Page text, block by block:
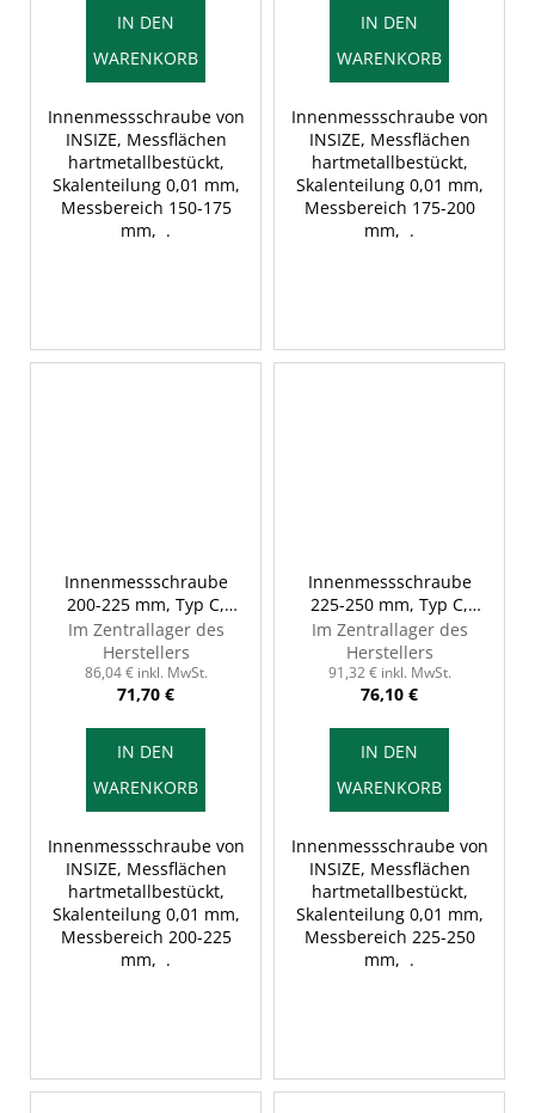
IN DEN
WARENKORB
Innenmessschraube von
INSIZE, Messflächen
hartmetallbestückt,
Skalenteilung 0,01 mm,
Messbereich 150-175
mm, .
IN DEN
WARENKORB
Innenmessschraube von
INSIZE, Messflächen
hartmetallbestückt,
Skalenteilung 0,01 mm,
Messbereich 175-200
mm, .
Innenmessschraube
200-225 mm, Typ C,
INSIZE 3229-225
Im Zentrallager des
Herstellers
86,04 € inkl. MwSt.
71,70 €
IN DEN
WARENKORB
Innenmessschraube von
INSIZE, Messflächen
hartmetallbestückt,
Skalenteilung 0,01 mm,
Messbereich 200-225
mm, .
Innenmessschraube
225-250 mm, Typ C,
INSIZE 3229-250
Im Zentrallager des
Herstellers
91,32 € inkl. MwSt.
76,10 €
IN DEN
WARENKORB
Innenmessschraube von
INSIZE, Messflächen
hartmetallbestückt,
Skalenteilung 0,01 mm,
Messbereich 225-250
mm, .